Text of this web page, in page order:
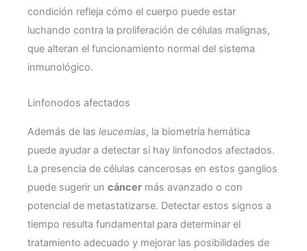
condición refleja cómo el cuerpo puede estar
luchando contra la proliferación de células malignas,
que alteran el funcionamiento normal del sistema
inmunológico.
Linfonodos afectados
Además de las leucemias, la biometría hemática
puede ayudar a detectar si hay linfonodos afectados.
La presencia de células cancerosas en estos ganglios
puede sugerir un cáncer más avanzado o con
potencial de metastatizarse. Detectar estos signos a
tiempo resulta fundamental para determinar el
tratamiento adecuado y mejorar las posibilidades de